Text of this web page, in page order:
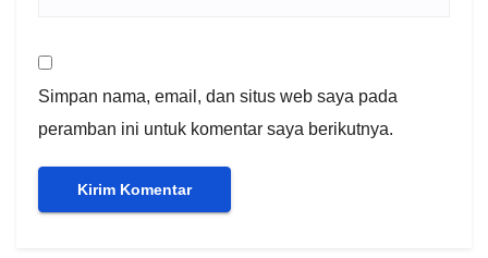
Simpan nama, email, dan situs web saya pada
peramban ini untuk komentar saya berikutnya.